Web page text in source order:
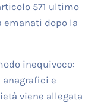
571 ultimo
emanati dopo la
inequivoco:
anagrafici e
viene allegata